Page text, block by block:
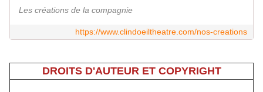
Les créations de la compagnie
https://www.clindoeiltheatre.com/nos-creations
DROITS D'AUTEUR ET COPYRIGHT